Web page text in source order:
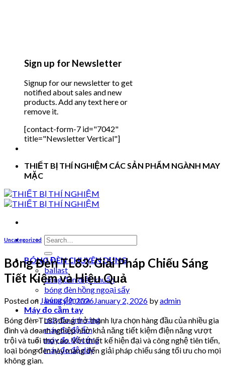
Sign up for Newsletter
Signup for our newsletter to get
notified about sales and new
products. Add any text here or
remove it.
[contact-form-7 id="7042"
title="Newsletter Vertical"]
THIẾT BỊ THÍ NGHIỆM CÁC SẢN PHẨM NGÀNH MAY
MẶC
Search
for:
BÓNG ĐÈN CHUYÊN DỤNG
ballast
bóng đèn diệt khuẩn
bóng đèn hồng ngoại sấy
bóng đèn uva
Máy đo cầm tay
máy đo ánh sáng
máy đo độ ẩm
máy đo độ cứng
máy đo độ dày
Uncategorized
Bóng Đèn TL83: Giải Pháp Chiếu Sáng
Tiết Kiệm và Hiệu Quả
Posted on January 2, 2026January 2, 2026 byadmin
Bóng đèn TL83 đang trở thành lựa chọn hàng đầu của nhiều gia
đình và doanh nghiệp nhờ khả năng tiết kiệm điện năng vượt
trội và tuổi thọ cao. Với thiết kế hiện đại và công nghệ tiên tiến,
loại bóng đèn này mang đến giải pháp chiếu sáng tối ưu cho mọi
không gian.